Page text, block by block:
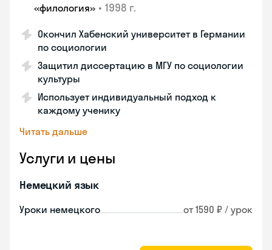
«филология» • 1998 г.
Окончил Хабенский университет в Германии
по социологии
Защитил диссертацию в МГУ по социологии
культуры
Использует индивидуальный подход к
каждому ученику
Читать дальше
Услуги и цены
Немецкий язык
Уроки немецкого от 1590 ₽ / урок